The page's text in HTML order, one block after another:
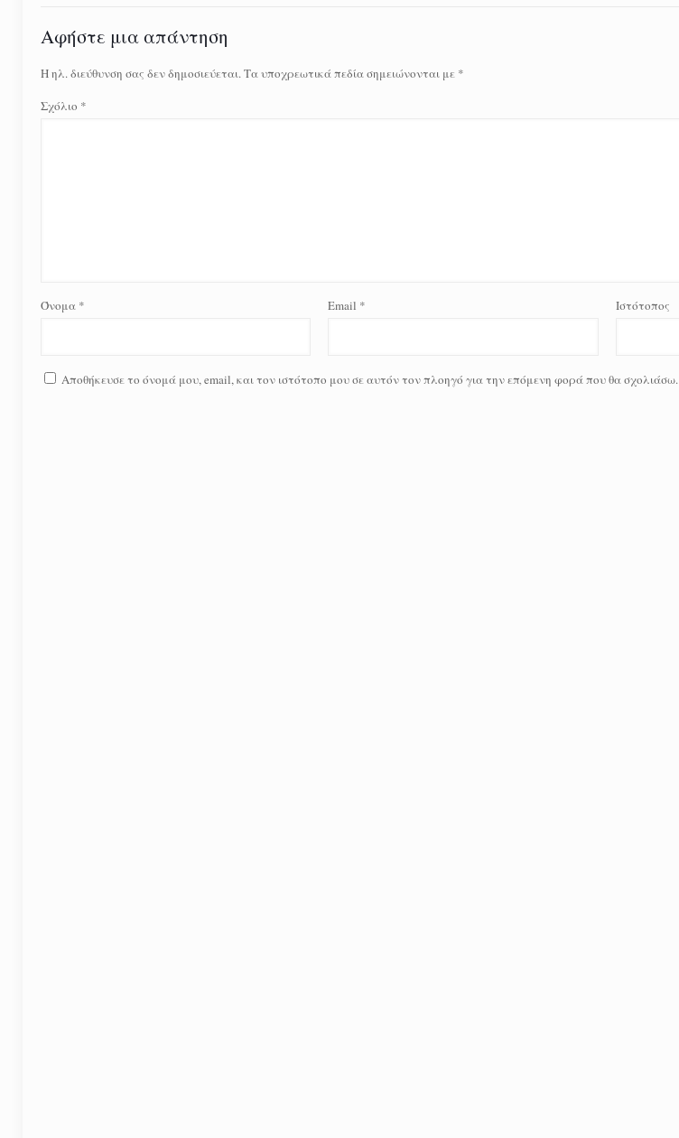
Αφήστε μια απάντηση
Η ηλ. διεύθυνση σας δεν δημοσιεύεται.Τα υποχρεωτικά πεδία σημειώνονται με *
Σχόλιο *
Όνομα * Email * Ιστότοπος
Αποθήκευσε το όνομά μου, email, και τον ιστότοπο μου σε αυτόν τον πλοηγό για την επόμενη φορά που θα σχολιάσω.